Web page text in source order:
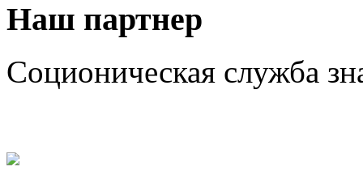
Наш партнер
Соционическая служба